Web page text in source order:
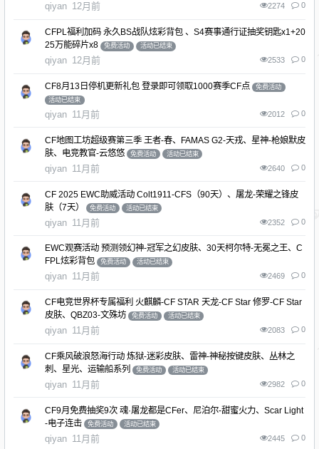
qiyan 12月前 2274 0
CFPL福利加码 永久BS战队炫彩背包 、S4赛事通行证抽奖钥匙x1+20
25万能碎片x8
免费活动 活动已结束
qiyan 12月前 2533 0
CF8月13日停机更新礼包 登录即可领取1000赛季CF点
免费活动
活动已结束
qiyan 11月前 2012 0
CF地图工坊超级赛第三季 王者-春、FAMAS G2-天戎、星神-枪娘默皮
肤、电竞教官-云悠悠
免费活动 活动已结束
qiyan 11月前 2640 0
CF 2025 EWC助威活动 Colt1911-CFS（90天）、屠龙-荣耀之锋皮
肤（7天）
免费活动 活动已结束
qiyan 11月前 2352 0
EWC观赛活动 预测领幻神-冠军之幻皮肤、30天柯尔特-无冕之王、C
FPL炫彩背包
免费活动 活动已结束
qiyan 11月前 2469 0
CF电竞世界杯专属福利 火麒麟-CF STAR 天龙-CF Star 修罗-CF Star
皮肤、QBZ03-文殊坊
免费活动 活动已结束
qiyan 11月前 2083 0
CF乘风破浪怒海行动 炼狱-迷彩皮肤、雷神-神秘按键皮肤、丛林之
刺、星光、运输船系列
免费活动 活动已结束
qiyan 11月前 2982 0
CF9月免费抽奖9次 魂·屠龙都是CFer、尼泊尔-甜蜜火力、Scar Light
-电子连击
免费活动 活动已结束
qiyan 11月前 2445 0